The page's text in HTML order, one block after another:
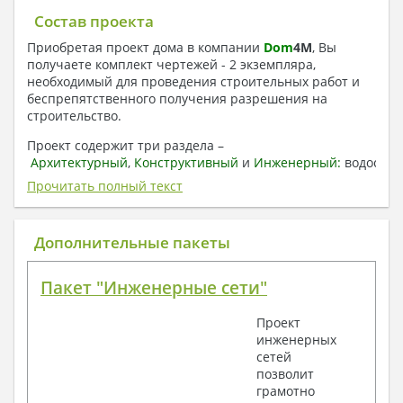
Состав проекта
Приобретая проект дома в компании Dom4M, Вы
получаете комплект чертежей - 2 экземпляра,
необходимый для проведения строительных работ и
беспрепятственного получения разрешения на
строительство.
Проект содержит три раздела –
Архитектурный, Конструктивный и Инженерный:
отопление, вентиляция, канализация,
электроснабжение (приобретается за дополнительную
плату) + Пояснительная записка.
1. Архитектурный раздел:
План координационных осей
Поэтажные маркировочные планы с
Разрезы и состав конструкций
Фасады с ведомостью внешних отделок
Прочитать полный текст
Дополнительные пакеты
Пакет "Инженерные сети"
Проект
инженерных
сетей
позволит
грамотно